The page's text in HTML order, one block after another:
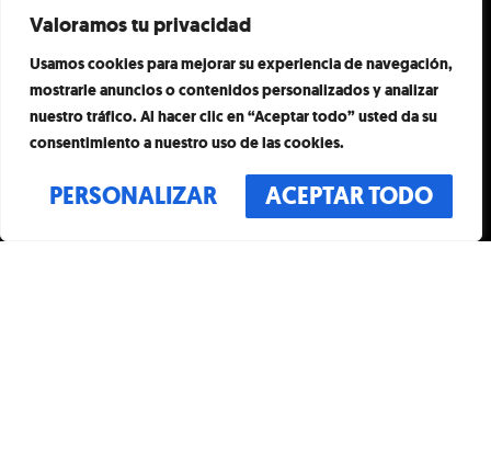
Valoramos tu privacidad
Usamos cookies para mejorar su experiencia de navegación,
mostrarle anuncios o contenidos personalizados y analizar
nuestro tráfico. Al hacer clic en “Aceptar todo” usted da su
consentimiento a nuestro uso de las cookies.
PERSONALIZAR ACEPTAR TODO